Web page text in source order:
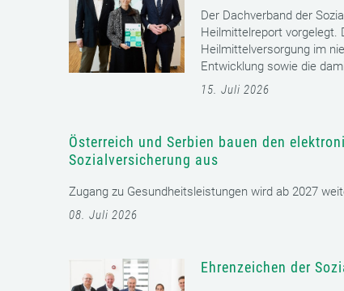
Der Dachverband der
Heilmittelreport vorgelegt.
Heilmittelversorgung im
Entwicklung sowie die
15. Juli 2026
Österreich und Serbien bauen den
Sozialversicherung aus
Zugang zu Gesundheitsleistungen wird ab 2027
08. Juli 2026
Ehrenzeichen der